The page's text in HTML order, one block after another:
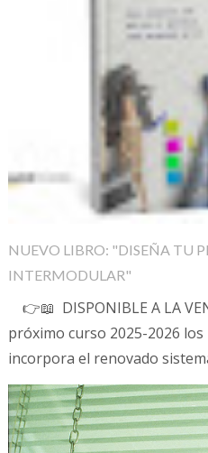
NUEVO LIBRO: "DISEÑA TU
INTERMODULAR"
👉📖 DISPONIBLE A LA
próximo curso 2025-2026
incorpora el renovado